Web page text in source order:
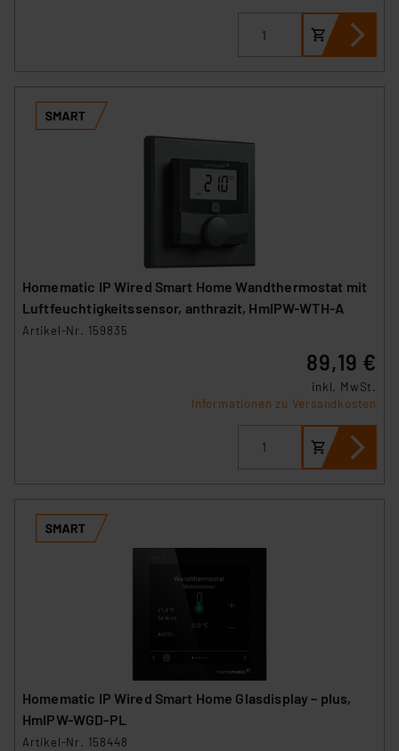
Homematic IP Wired Smart Home Wandthermostat mit
Luftfeuchtigkeitssensor, anthrazit, HmIPW-WTH-A
Artikel-Nr. 159835
89,19 €
inkl. MwSt.
Informationen zu Versandkosten
Homematic IP Wired Smart Home Glasdisplay – plus,
HmIPW-WGD-PL
Artikel-Nr. 158448